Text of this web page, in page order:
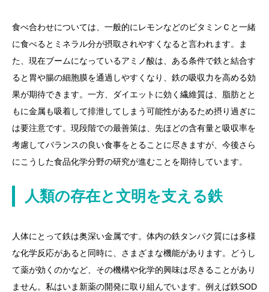
食べ合わせについては、一般的にレモンなどのビタミンＣと一緒
に食べるとミネラル分が摂取されやすくなると言われます。ま
た、現在ブームになっているアミノ酸は、ある条件で鉄と結合す
ると胃や腸の細胞膜を通過しやすくなり、鉄の吸収力を高める効
果が期待できます。一方、ダイエットに効く繊維質は、脂肪とと
もに金属も吸着して排泄してしまう可能性があるため摂り過ぎに
は要注意です。現段階での最善策は、先ほどの含有量と吸収率を
考慮してバランスの良い食事をとることに尽きますが、今後さら
にこうした食品化学分野の研究が進むことを期待しています。
人類の存在と文明を支える鉄
人体にとって鉄は奥深い金属です。体内の鉄タンパク質には多様
な化学反応があると同時に、さまざまな機能があります。どうし
て薬が効くのかなど、その機構や化学的興味は尽きることがあり
ません。私はいま新薬の開発に取り組んでいます。例えば鉄SOD